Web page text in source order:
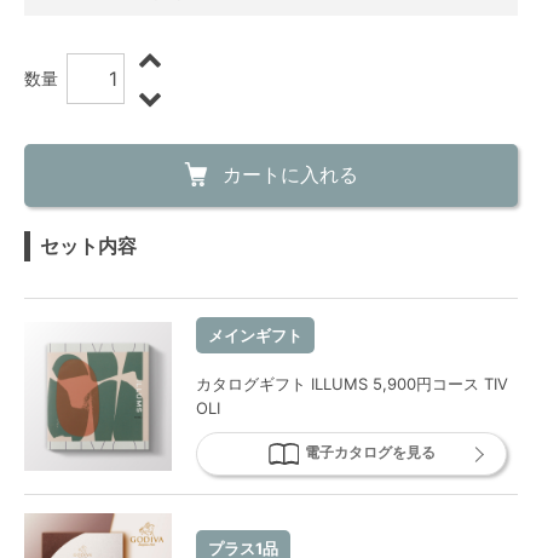
数量
カートに入れる
セット内容
メインギフト
カタログギフト ILLUMS 5,900円コース TIV
OLI
電子カタログを見る
プラス1品